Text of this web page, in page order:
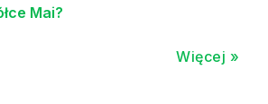
Mai?
Więcej »